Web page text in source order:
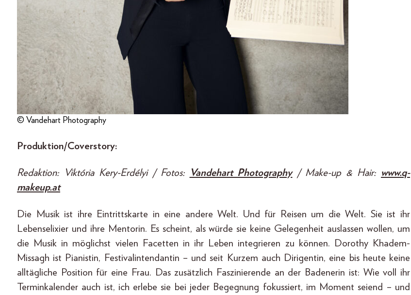
© Vandehart Photography
Produktion/Coverstory:
Redaktion: Viktória Kery-Erdélyi / Fotos: Vandehart Photography/ Make-up & Hair: www.q-
makeup.at
Die Musik ist ihre Eintrittskarte in eine andere Welt. Und für Reisen um die Welt. Sie ist ihr
Lebenselixier und ihre Mentorin. Es scheint, als würde sie keine Gelegenheit auslassen wollen, um
die Musik in möglichst vielen Facetten in ihr Leben integrieren zu können. Dorothy Khadem-
Missagh ist Pianistin, Festival­intendantin – und seit Kurzem auch Dirigentin, eine bis heute keine
alltägliche Position für eine Frau. Das zusätzlich Faszinierende an der Badenerin ist: Wie voll ihr
Terminkalender auch ist, ich erlebe sie bei jeder Begegnung fokussiert, im Moment seiend – und